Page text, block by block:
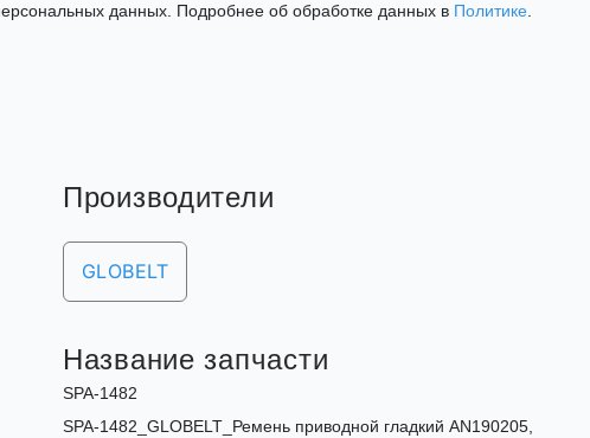
данных. Подробнее об обработке данных в Политике
Производители
GLOBELT
Название запчасти
SPA-1482
SPA-1482_GLOBELT_Ремень приводной гладкий AN190205,